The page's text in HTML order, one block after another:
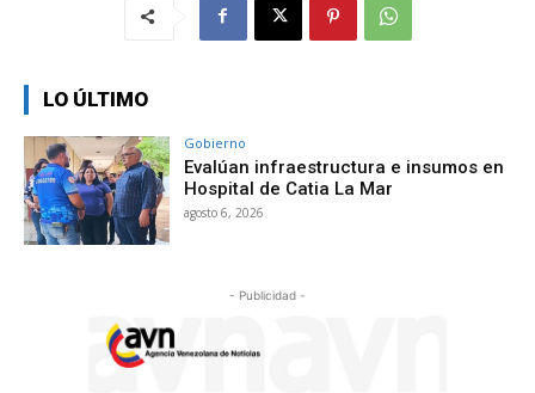
LO ÚLTIMO
Gobierno
Evalúan infraestructura e insumos en
Hospital de Catia La Mar
agosto 6, 2026
- Publicidad -